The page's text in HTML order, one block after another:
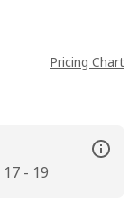
Pricing Chart
- 19